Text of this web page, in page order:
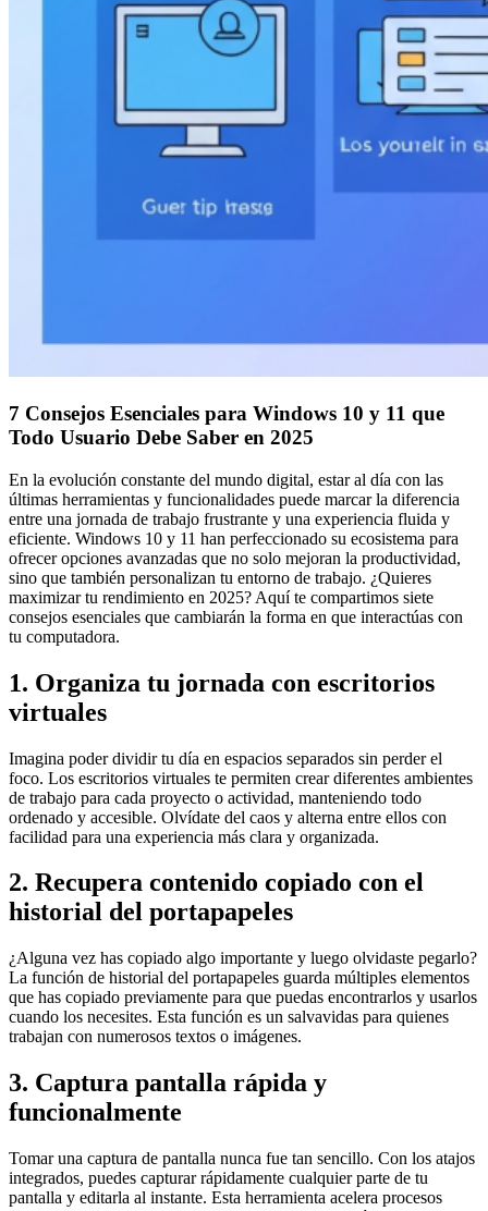
7 Consejos Esenciales para Windows 10 y 11 que
Todo Usuario Debe Saber en 2025
En la evolución constante del mundo digital, estar al día con las
últimas herramientas y funcionalidades puede marcar la diferencia
entre una jornada de trabajo frustrante y una experiencia fluida y
eficiente. Windows 10 y 11 han perfeccionado su ecosistema para
ofrecer opciones avanzadas que no solo mejoran la productividad,
sino que también personalizan tu entorno de trabajo. ¿Quieres
maximizar tu rendimiento en 2025? Aquí te compartimos siete
consejos esenciales que cambiarán la forma en que interactúas con
tu computadora.
1. Organiza tu jornada con escritorios
virtuales
Imagina poder dividir tu día en espacios separados sin perder el
foco. Los escritorios virtuales te permiten crear diferentes ambientes
de trabajo para cada proyecto o actividad, manteniendo todo
ordenado y accesible. Olvídate del caos y alterna entre ellos con
facilidad para una experiencia más clara y organizada.
2. Recupera contenido copiado con el
historial del portapapeles
¿Alguna vez has copiado algo importante y luego olvidaste pegarlo?
La función de historial del portapapeles guarda múltiples elementos
que has copiado previamente para que puedas encontrarlos y usarlos
cuando los necesites. Esta función es un salvavidas para quienes
trabajan con numerosos textos o imágenes.
3. Captura pantalla rápida y
funcionalmente
Tomar una captura de pantalla nunca fue tan sencillo. Con los atajos
integrados, puedes capturar rápidamente cualquier parte de tu
pantalla y editarla al instante. Esta herramienta acelera procesos